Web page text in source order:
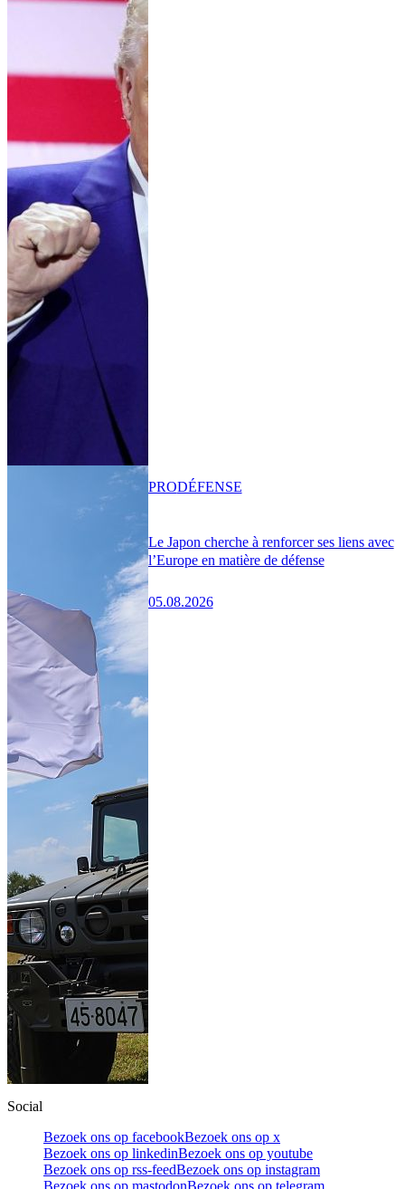
Le Japon cherche à renforcer ses liens avec
l’Europe en matière de défense
05.08.2026
PRODÉFENSE
Social
Bezoek ons op facebookBezoek ons op x
Bezoek ons op linkedinBezoek ons op youtube
Bezoek ons op rss-feedBezoek ons op instagram